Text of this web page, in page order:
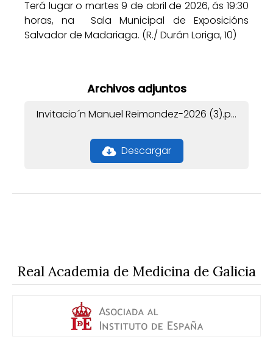
Terá lugar o martes 9 de abril de 2026, ás 19:30
horas, na Sala Municipal de Exposicións
Salvador de Madariaga. (R./ Durán Loriga, 10)
Archivos adjuntos
Invitacio´n Manuel Reimondez-2026 (3).pdf
Descargar
Real Academia de Medicina de Galicia